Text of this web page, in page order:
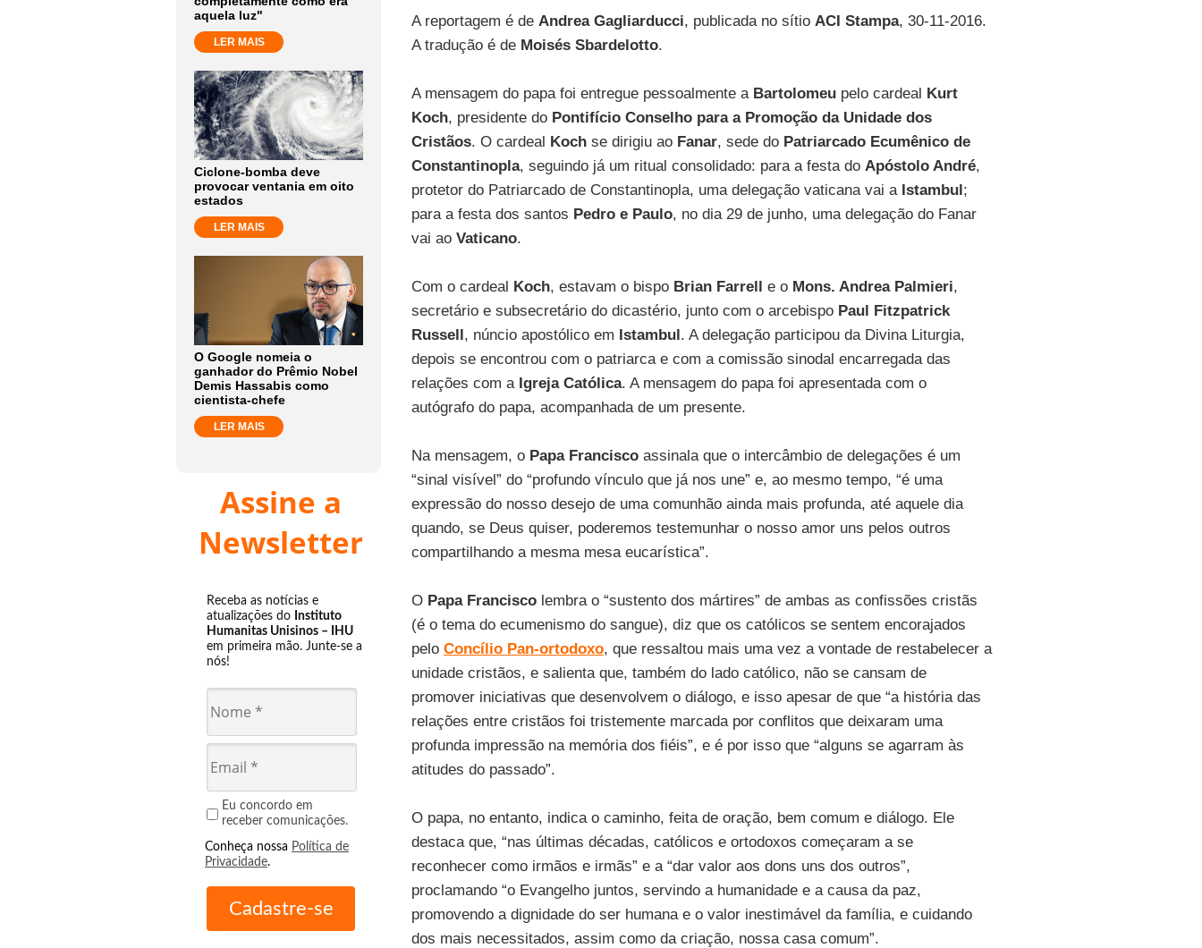
aquela luz"
LER MAIS
Ciclone-bomba deve
provocar ventania em oito
estados
LER MAIS
O Google nomeia o
ganhador do Prêmio Nobel
Demis Hassabis como
cientista-chefe
LER MAIS
Assine a
Newsletter
Receba as notícias e
atualizações do Instituto
Humanitas Unisinos – IHU
em primeira mão. Junte-se a
nós!
Eu concordo em
receber comunicações.
Conheça nossa Política de
Privacidade.
A reportagem é de Andrea Gagliarducci, publicada no sítio ACI Stampa, 30-11-2016.
A tradução é de Moisés Sbardelotto.
A mensagem do papa foi entregue pessoalmente a Bartolomeupelo cardeal Kurt
Koch, presidente do Pontifício Conselho para a Promoção da Unidade dos
Cristãos. O cardeal Kochse dirigiu ao Fanar, sede do Patriarcado Ecumênico de
Constantinopla, seguindo já um ritual consolidado: para a festa do Apóstolo André,
protetor do Patriarcado de Constantinopla, uma delegação vaticana vai a Istambul;
para a festa dos santos Pedro e Paulo, no dia 29 de junho, uma delegação do Fanar
vai ao Vaticano.
Com o cardeal Koch, estavam o bispo Brian Farrell e o Mons. Andrea Palmieri,
secretário e subsecretário do dicastério, junto com o arcebispo Paul Fitzpatrick
Russell, núncio apostólico em Istambul. A delegação participou da Divina Liturgia,
depois se encontrou com o patriarca e com a comissão sinodal encarregada das
relações com a Igreja Católica. A mensagem do papa foi apresentada com o
autógrafo do papa, acompanhada de um presente.
Na mensagem, o Papa Franciscoassinala que o intercâmbio de delegações é um
“sinal visível” do “profundo vínculo que já nos une” e, ao mesmo tempo, “é uma
expressão do nosso desejo de uma comunhão ainda mais profunda, até aquele dia
quando, se Deus quiser, poderemos testemunhar o nosso amor uns pelos outros
compartilhando a mesma mesa eucarística”.
O Papa Franciscolembra o “sustento dos mártires” de ambas as confissões cristãs
(é o tema do ecumenismo do sangue), diz que os católicos se sentem encorajados
pelo Concílio Pan-ortodoxo, que ressaltou mais uma vez a vontade de restabelecer a
unidade cristãos, e salienta que, também do lado católico, não se cansam de
promover iniciativas que desenvolvem o diálogo, e isso apesar de que “a história das
relações entre cristãos foi tristemente marcada por conflitos que deixaram uma
profunda impressão na memória dos fiéis”, e é por isso que “alguns se agarram às
atitudes do passado”.
O papa, no entanto, indica o caminho, feita de oração, bem comum e diálogo. Ele
destaca que, “nas últimas décadas, católicos e ortodoxos começaram a se
reconhecer como irmãos e irmãs” e a “dar valor aos dons uns dos outros”,
proclamando “o Evangelho juntos, servindo a humanidade e a causa da paz,
promovendo a dignidade do ser humana e o valor inestimável da família, e cuidando
dos mais necessitados, assim como da criação, nossa casa comum”.